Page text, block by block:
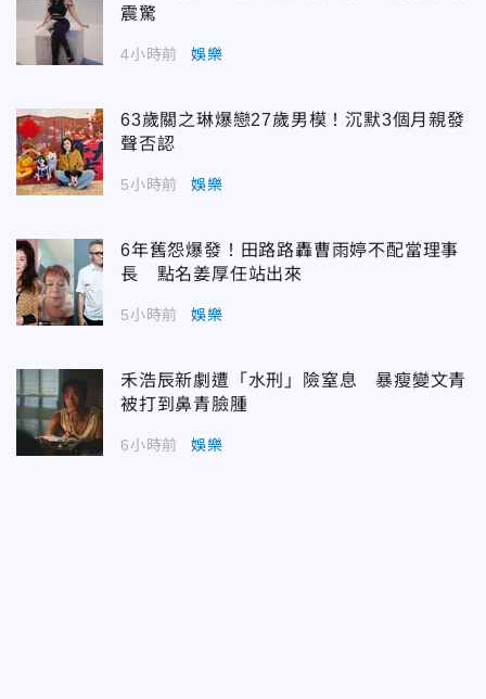
震驚
4小時前 娛樂
63歲關之琳爆戀27歲男模！沉默3個月親發
聲否認
5小時前 娛樂
6年舊怨爆發！田路路轟曹雨婷不配當理事
長 點名姜厚任站出來
5小時前 娛樂
禾浩辰新劇遭「水刑」險窒息 暴瘦變文青
被打到鼻青臉腫
6小時前 娛樂